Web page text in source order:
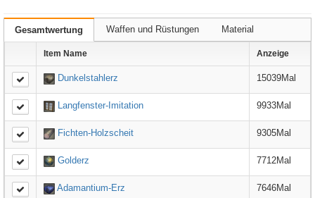
Gesamtwertung Waffen und Rüstungen Material
Item Name Anzeige
Dunkelstahlerz 15039Mal
Langfenster-Imitation 9933Mal
Fichten-Holzscheit 9305Mal
Golderz 7712Mal
Adamantium-Erz 7646Mal